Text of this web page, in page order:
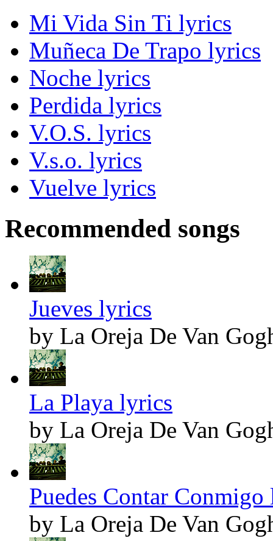
Mi Vida Sin Ti lyrics
Muñeca De Trapo lyrics
Noche lyrics
Perdida lyrics
V.O.S. lyrics
V.s.o. lyrics
Vuelve lyrics
Recommended songs
Jueves lyrics
by La Oreja De Van
La Playa lyrics
by La Oreja De Van
Puedes Contar
by La Oreja De Van